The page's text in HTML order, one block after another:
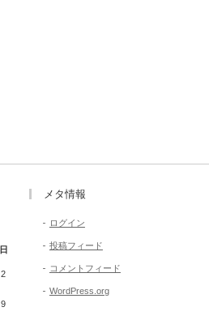
日
2
9
メタ情報
ログイン
投稿フィード
コメントフィード
WordPress.org